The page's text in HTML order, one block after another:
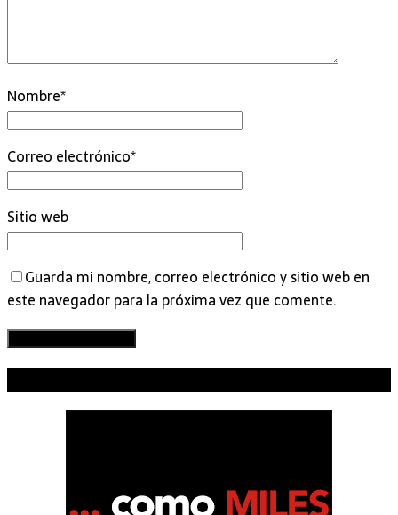
Nombre*
Correo electrónico*
Sitio web
Guarda mi nombre, correo electrónico y sitio web en
este navegador para la próxima vez que comente.